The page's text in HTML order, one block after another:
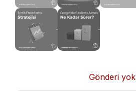
Gönderi yok